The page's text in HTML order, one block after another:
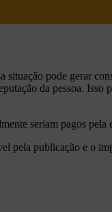
pode gerar
da pessoa. Isso
seriam pagos
pela publicação e o